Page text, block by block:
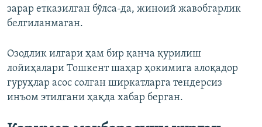
зарар етказилган бўлса-да, жиноий жавобгарлик
белгиланмаган.
Озодлик илгари ҳам бир қанча қурилиш
лойиҳалари Тошкент шаҳар ҳокимига алоқадор
гуруҳлар асос солган ширкатларга тендерсиз
инъом этилгани ҳақда хабар берган.